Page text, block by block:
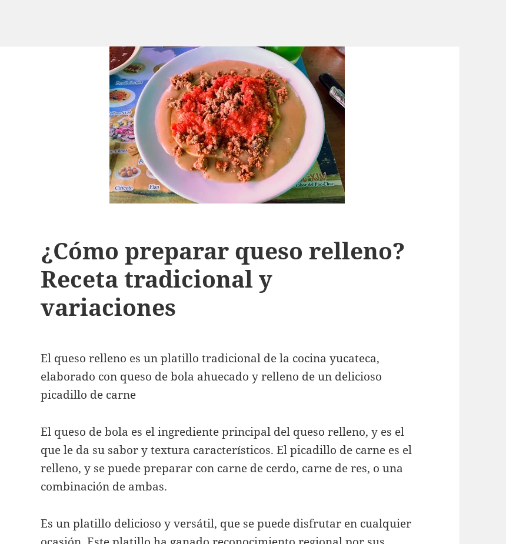
¿Cómo preparar queso relleno?
Receta tradicional y
variaciones
El queso relleno es un platillo tradicional de la cocina yucateca,
elaborado con queso de bola ahuecado y relleno de un delicioso
picadillo de carne
El queso de bola es el ingrediente principal del queso relleno, y es el
que le da su sabor y textura característicos. El picadillo de carne es el
relleno, y se puede preparar con carne de cerdo, carne de res, o una
combinación de ambas.
Es un platillo delicioso y versátil, que se puede disfrutar en cualquier